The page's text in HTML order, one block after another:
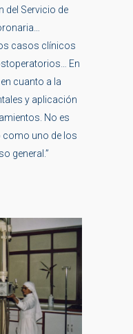
del Servicio de
casos clínicos
En
cuanto a la
y aplicación
No es
como uno de los
general.”